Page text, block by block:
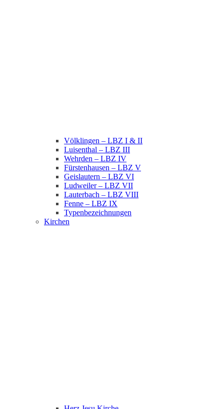
Völklingen – LBZ I & II
Luisenthal – LBZ III
Wehrden – LBZ IV
Fürstenhausen – LBZ V
Geislautern – LBZ VI
Ludweiler – LBZ VII
Lauterbach – LBZ VIII
Fenne – LBZ IX
Typenbezeichnungen
Kirchen